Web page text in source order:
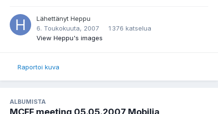
Lähettänyt Heppu
6. Toukokuuta, 2007
1 376 katselua
View Heppu's images
Raportoi kuva
ALBUMISTA
MCFF meeting 05.05.2007 Mobilia,